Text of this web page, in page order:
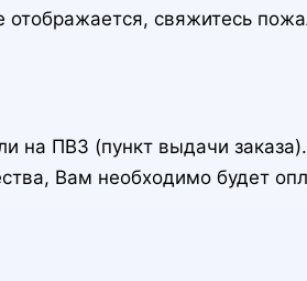
свяжитесь
на ПВЗ (пункт выдачи заказа).
Вам необходимо будет